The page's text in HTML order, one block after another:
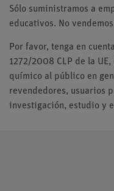
Sólo suministramos a
educativos. No
Por favor, tenga en
1272/2008 CLP de la
químico al público en
revendedores, usuarios
investigación, estudio y